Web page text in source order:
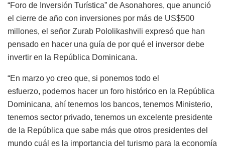
“Foro de Inversión Turística” de Asonahores, que anunció
el cierre de año con inversiones por más de US$500
millones, el señor Zurab Pololikashvili expresó que han
pensado en hacer una guía de por qué el inversor debe
invertir en la República Dominicana.
“En marzo yo creo que, si ponemos todo el
esfuerzo, podemos hacer un foro histórico en la República
Dominicana, ahí tenemos los bancos, tenemos Ministerio,
tenemos sector privado, tenemos un excelente presidente
de la República que sabe más que otros presidentes del
mundo cuál es la importancia del turismo para la economía